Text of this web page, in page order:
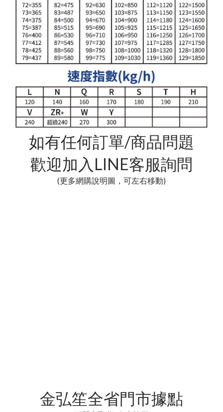
如有任何訂單/商品問題
歡迎加入LINE客服詢問
(更多網購說明圖，可左右移動)
金弘笙全省門市據點